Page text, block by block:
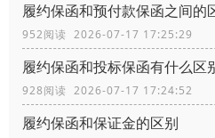
履约保函和预付款保函之间的
952阅读 2026-07-17 17:25:29
履约保函和投标保函有什么区
928阅读 2026-07-17 17:24:52
履约保函和保证金的区别